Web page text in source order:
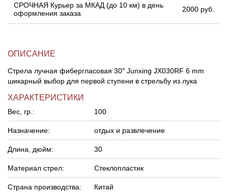
СРОЧНАЯ Курьер за МКАД (до 10 км) в день
оформления заказа
2000 руб.
ОПИСАНИЕ
Стрела лучная фибергласовая 30″ Junxing JX030RF 6 mm
шикарный выбор для первой ступени в стрельбу из лука
ХАРАКТЕРИСТИКИ
Вес, гр.: 100
Назначение: отдых и развлечение
Длина, дюйм: 30
Материал стрел: Стеклопластик
Страна производства: Китай